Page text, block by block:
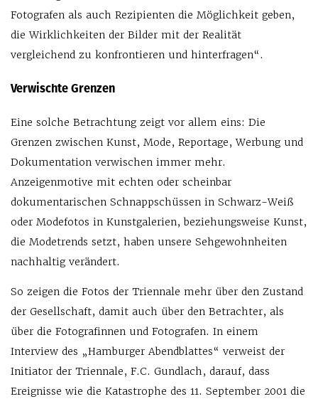
Fotografen als auch Rezipienten die Möglichkeit geben,
die Wirklichkeiten der Bilder mit der Realität
vergleichend zu konfrontieren und hinterfragen“.
Verwischte Grenzen
Eine solche Betrachtung zeigt vor allem eins: Die
Grenzen zwischen Kunst, Mode, Reportage, Werbung und
Dokumentation verwischen immer mehr.
Anzeigenmotive mit echten oder scheinbar
dokumentarischen Schnappschüssen in Schwarz-Weiß
oder Modefotos in Kunstgalerien, beziehungsweise Kunst,
die Modetrends setzt, haben unsere Sehgewohnheiten
nachhaltig verändert.
So zeigen die Fotos der Triennale mehr über den Zustand
der Gesellschaft, damit auch über den Betrachter, als
über die Fotografinnen und Fotografen. In einem
Interview des „Hamburger Abendblattes“ verweist der
Initiator der Triennale, F.C. Gundlach, darauf, dass
Ereignisse wie die Katastrophe des 11. September 2001 die